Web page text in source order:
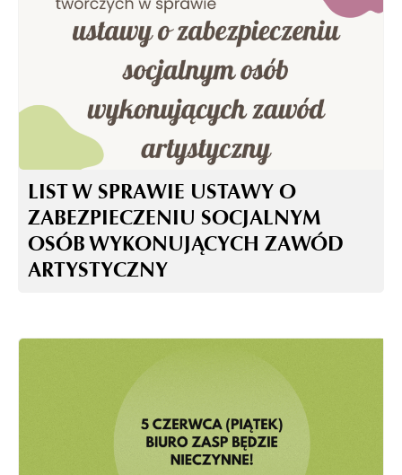
LIST W SPRAWIE USTAWY O
ZABEZPIECZENIU SOCJALNYM
OSÓB WYKONUJĄCYCH ZAWÓD
ARTYSTYCZNY